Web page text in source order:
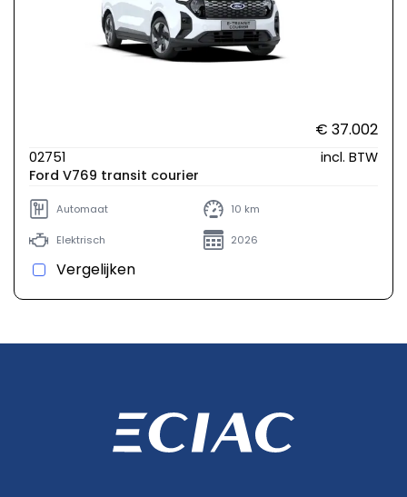
€ 37.002
02751
incl. BTW
Ford V769 transit courier
Automaat 10 km
Elektrisch 2026
Vergelijken